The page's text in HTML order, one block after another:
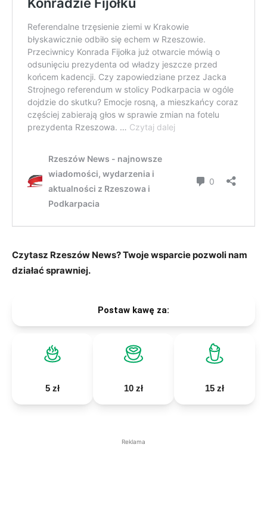
Czytasz Rzeszów News? Twoje wsparcie pozwoli nam
działać sprawniej.
Postaw kawę za:
5 zł 10 zł 15 zł
Reklama